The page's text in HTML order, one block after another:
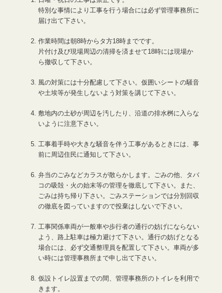
特別な事情により工事を行う場合には必ず管理事務所に
届け出て下さい。
作業時間は朝8時からタ方18時までです。
片付け及び現場周辺の清掃を済ませて18時には現場か
ら撤収して下さい。
風の対策には十分配慮して下さい。仮囲いシートの騒音
や土埃等が発生しないよう対策を講じて下さい。
敷地内の土砂が周辺を汚したり、沿道の排水桝に入らな
いように注意下さい。
工事着手時や大きな騒音を伴う工事があるときには、事
前に周辺住民に通知して下さい。
弁当のごみなどカラスが散らかします。ごみの他、タバ
コの吸殻・火の始末等の管理を徹底して下さい。また、
ごみは持ち帰り下さい。ごみステーションでは分別回収
の徹底を図っていますので投棄はしないで下さい。
工事関係車両が一般車や歩行者の通行の妨げにならない
よう、路上駐車は極力避けて下さい。通行の妨げとなる
場合には、必ず交通整理員を配置して下さい。車両が多
い時には管理事務所まで申し出て下さい。
仮設トイレ設置までの間、管理事務所のトイレを利用で
きます。